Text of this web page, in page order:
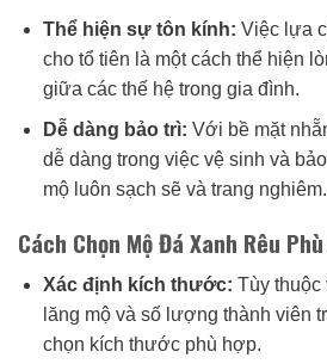
Thể hiện sự tôn kính: Việc lựa
cho tổ tiên là một cách thể hiện
giữa các thế hệ trong gia đình.
Dễ dàng bảo trì: Với bề mặt
dễ dàng trong việc vệ sinh và
mộ luôn sạch sẽ và trang nghiêm.
Cách Chọn Mộ Đá Xanh Rêu
Xác định kích thước: Tùy thuộc
lăng mộ và số lượng thành viên
chọn kích thước phù hợp.